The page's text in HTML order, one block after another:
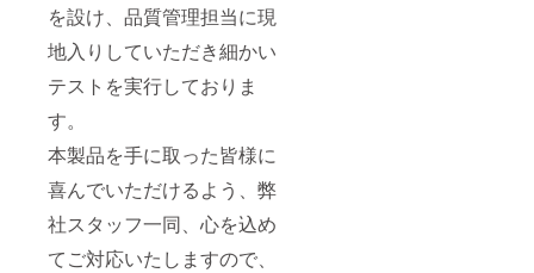
を設け、品質管理担当に現
地入りしていただき細かい
テストを実行しておりま
す。
本製品を手に取った皆様に
喜んでいただけるよう、弊
社スタッフ一同、心を込め
てご対応いたしますので、